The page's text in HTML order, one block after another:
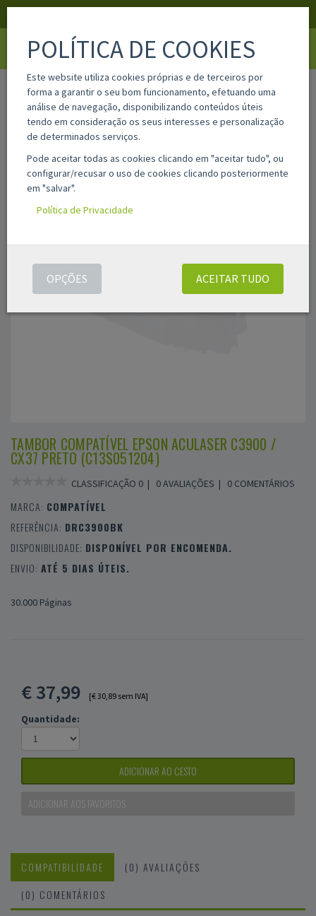
home drc3900bk
TAMBOR COMPATÍVEL EPSON ACULASER C3900 /
CX37 PRETO (C13S051204)
CLASSIFICAÇÃO 0 | 0 AVALIAÇÕES | 0 COMENTÁRIOS
MARCA: COMPATÍVEL
REFERÊNCIA: DRC3900BK
DISPONIBILIDADE: DISPONÍVEL POR ENCOMENDA.
ENVIO: ATÉ 5 DIAS ÚTEIS.
30.000 Páginas
€37,99 [€ 30,89 sem IVA]
Quantidade:
ADICIONAR AO CESTO
ADICIONAR AOS FAVORITOS
COMPATIBILIDADE
(0) AVALIAÇÕES
(0) COMENTÁRIOS
POLÍTICA DE COOKIES
Este website utiliza cookies próprias e de terceiros por
forma a garantir o seu bom funcionamento, efetuando uma
análise de navegação, disponibilizando conteúdos úteis
tendo em consideração os seus interesses e personalização
de determinados serviços.
Pode aceitar todas as cookies clicando em "aceitar tudo", ou
configurar/recusar o uso de cookies clicando posteriormente
em "salvar".
Política de Privacidade
ACEITAR TUDO
OPÇÕES